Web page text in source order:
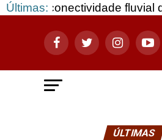
Últimas: fluvial do rio Erges
ÚLTIMAS